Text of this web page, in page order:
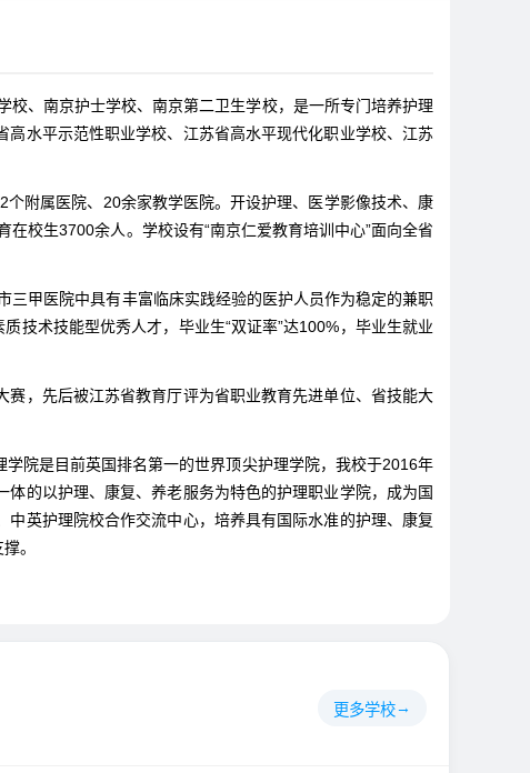
、南京护士学校、南京第二卫生学校，是一所专门培养护理
水平示范性职业学校、江苏省高水平现代化职业学校、江苏
附属医院、20余家教学医院。开设护理、医学影像技术、康
校生3700余人。学校设有“南京仁爱教育培训中心”面向全省
三甲医院中具有丰富临床实践经验的医护人员作为稳定的兼职
技术技能型优秀人才，毕业生“双证率”达100%，毕业生就业
，先后被江苏省教育厅评为省职业教育先进单位、省技能大
院是目前英国排名第一的世界顶尖护理学院，我校于2016年
的以护理、康复、养老服务为特色的护理职业学院，成为国
英护理院校合作交流中心，培养具有国际水准的护理、康复
。
更多学校